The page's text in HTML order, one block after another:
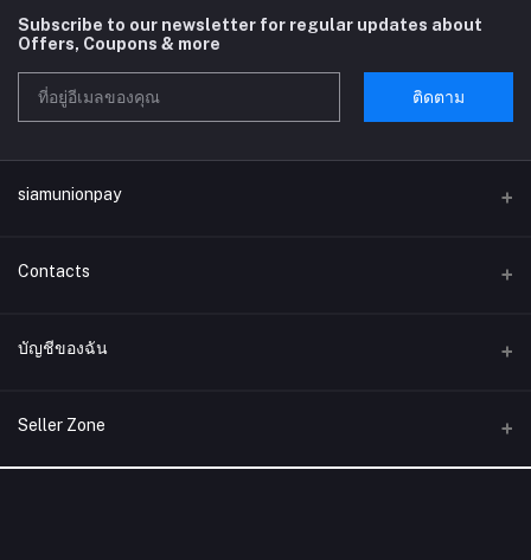
Subscribe to our newsletter for regular updates about
Offers, Coupons & more
ติดตาม
siamunionpay
Contacts
ที่อยู่
โทรศัพท์
อีเมล์
บัญชีของฉัน
เข้าสู่ระบบ
ประวัติการสั่งซื้อ
Seller Zone